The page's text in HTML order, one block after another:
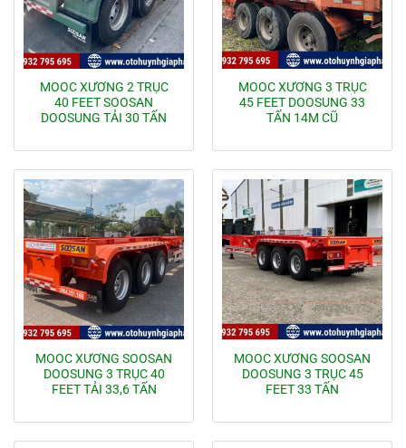
MOOC XƯƠNG 2 TRỤC
40 FEET SOOSAN
DOOSUNG TẢI 30 TẤN
MOOC XƯƠNG 3 TRỤC
45 FEET DOOSUNG 33
TẤN 14M CŨ
MOOC XƯƠNG SOOSAN
DOOSUNG 3 TRỤC 40
FEET TẢI 33,6 TẤN
MOOC XƯƠNG SOOSAN
DOOSUNG 3 TRỤC 45
FEET 33 TẤN